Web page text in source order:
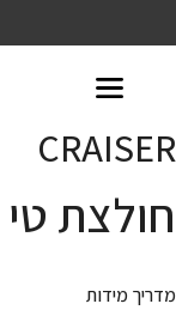
CRAISER
חולצת
מדריך מידות